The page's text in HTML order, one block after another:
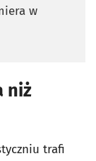
w
niż
trafi